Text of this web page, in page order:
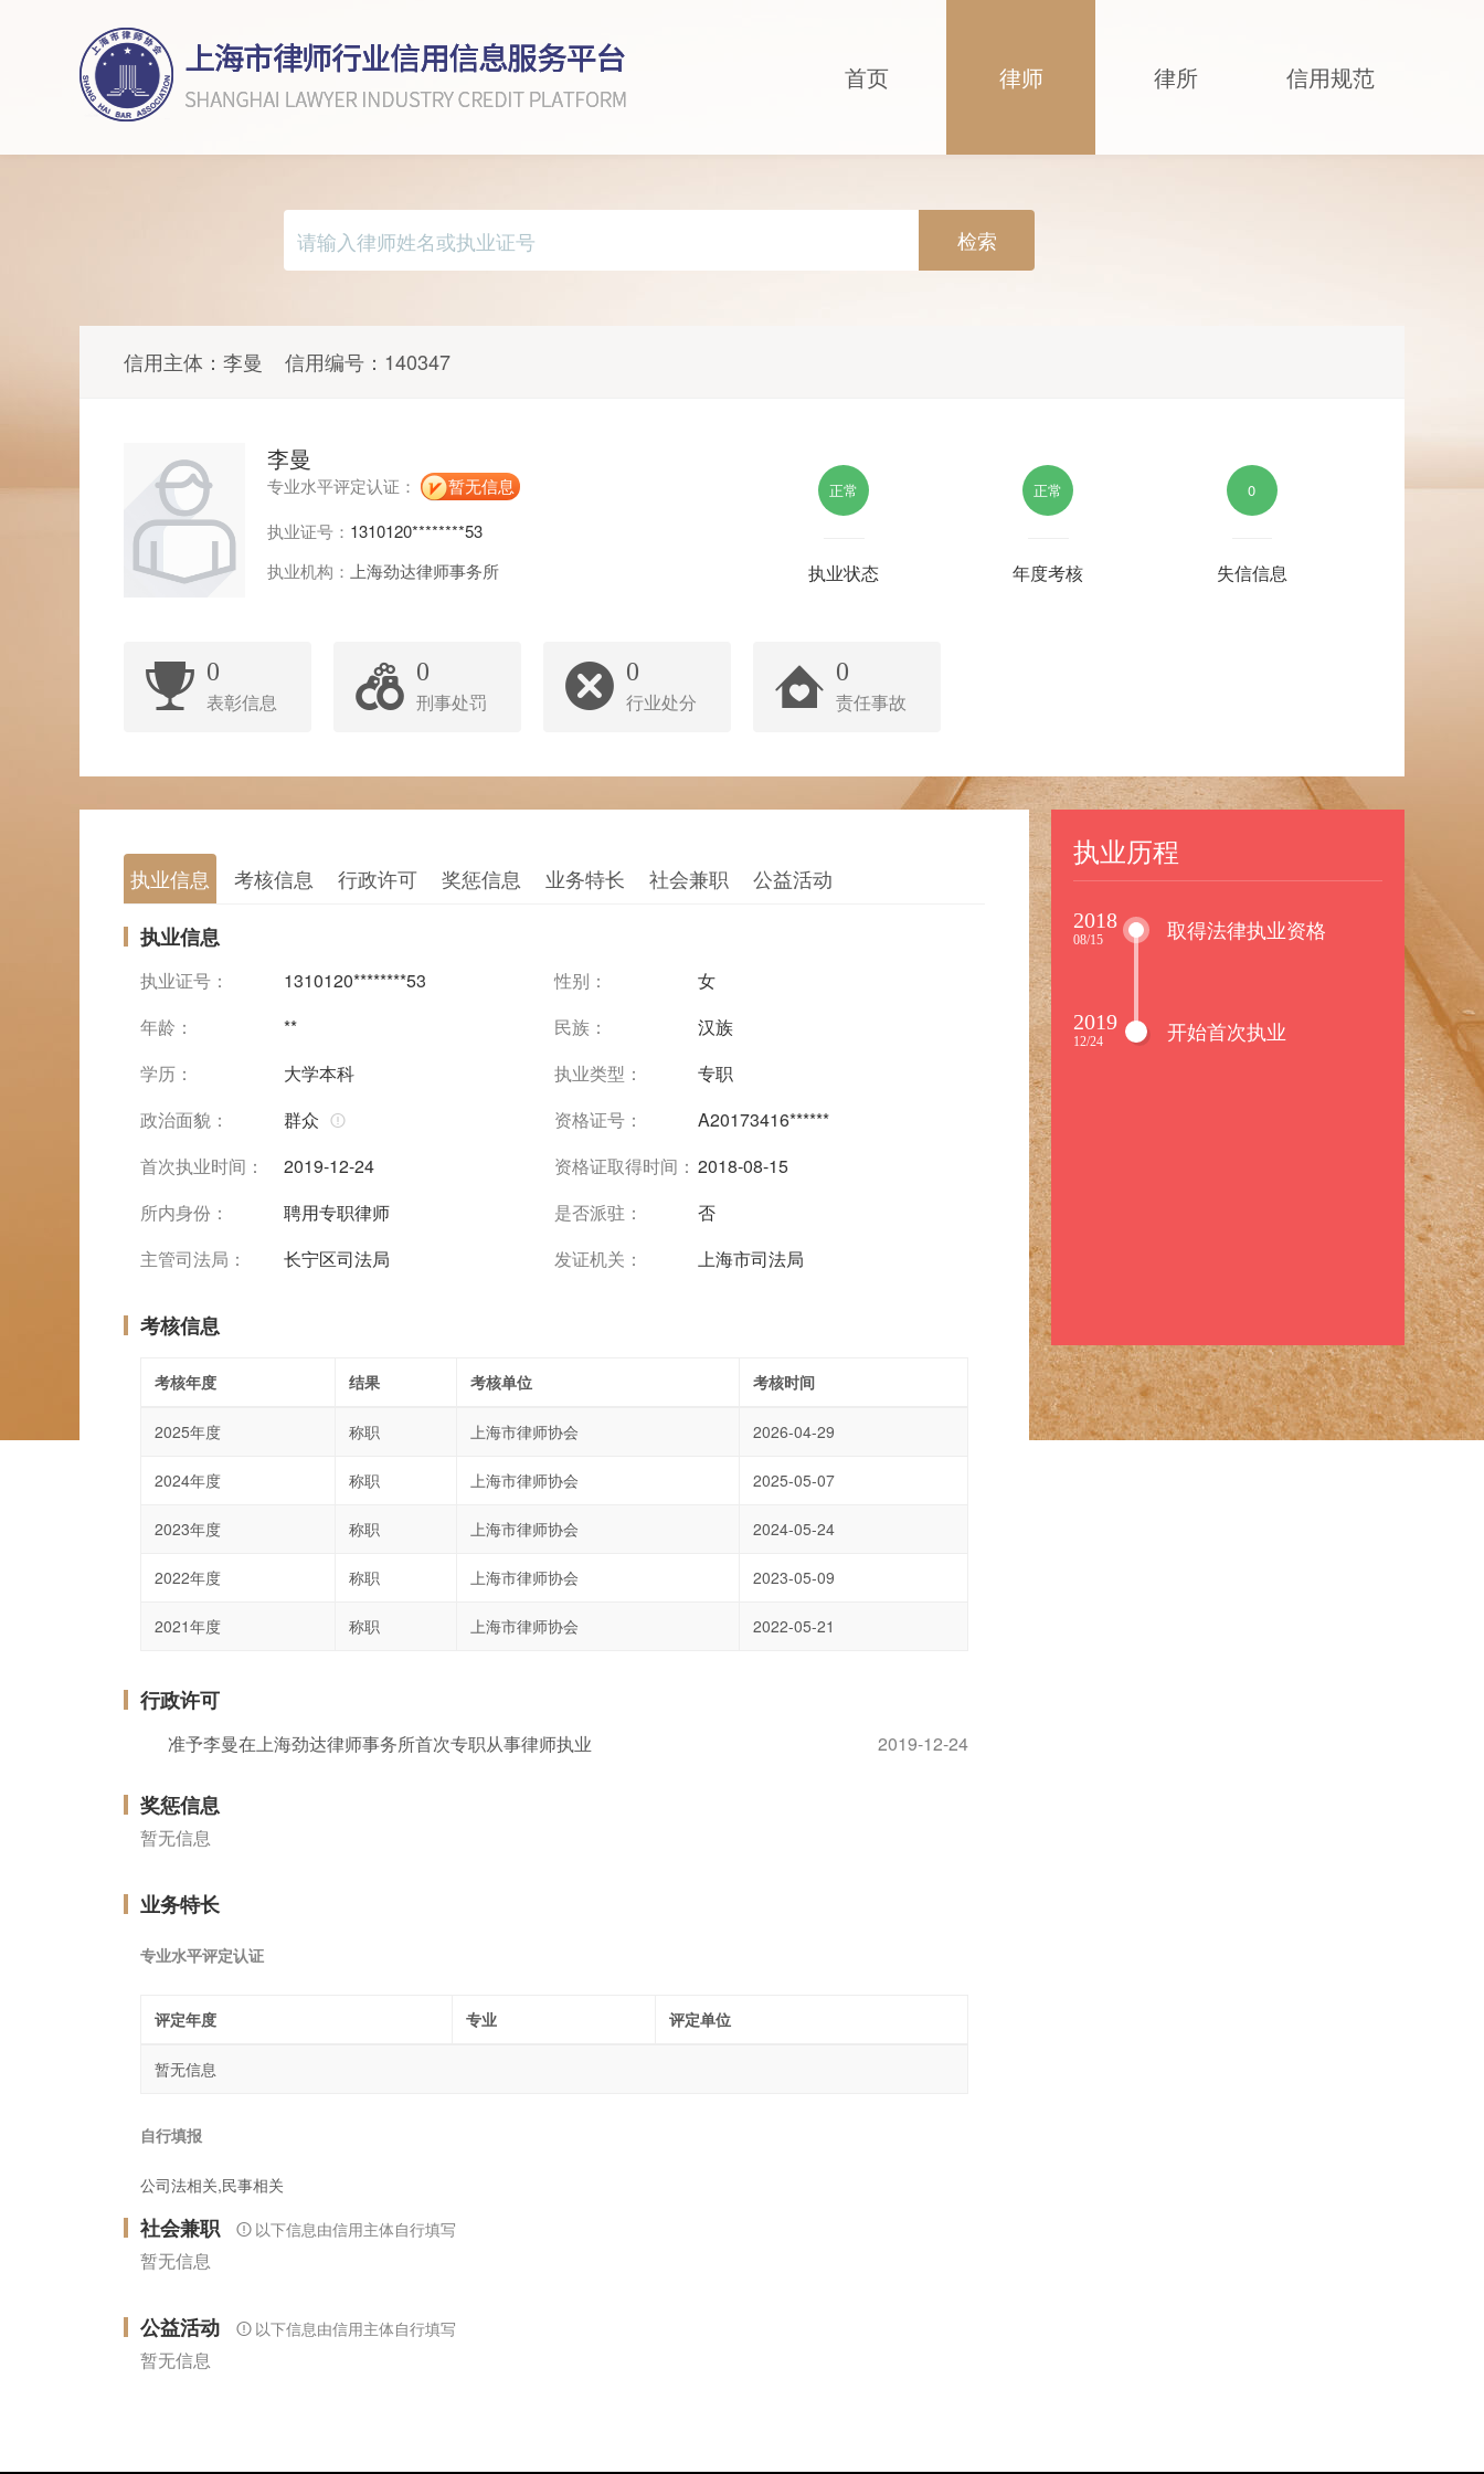
首页 律师 律所 信用规范
检索
信用主体： 李曼 信用编号： 140347
李曼
专业水平评定认证：
暂无信息
执业证号： 1310120********53
执业机构： 上海劲达律师事务所
正常
执业状态
正常
年度考核
0
失信信息
0
表彰信息
0
刑事处罚
0
行业处分
0
责任事故
执业信息 考核信息 行政许可 奖惩信息 业务特长 社会兼职 公益活动
执业信息
执业证号： 1310120********53 性别：
女
年龄：
** 民族：
汉族
学历：
大学本科 执业类型：
专职
政治面貌：
群众 资格证号：
A20173416******
首次执业时间：
2019-12-24 资格证取得时间： 2018-08-15
所内身份：
聘用专职律师 是否派驻：
否
主管司法局：
长宁区司法局 发证机关： 上海市司法局
考核信息
考核年度 结果 考核单位 考核时间
2025年度 称职 上海市律师协会 2026-04-29
2024年度 称职 上海市律师协会 2025-05-07
2023年度 称职 上海市律师协会 2024-05-24
2022年度 称职 上海市律师协会 2023-05-09
2021年度 称职 上海市律师协会 2022-05-21
行政许可
2019-12-24
准予李曼在上海劲达律师事务所首次专职从事律师执业
奖惩信息
暂无信息
业务特长
专业水平评定认证
评定年度 专业 评定单位
暂无信息
自行填报
公司法相关,民事相关
社会兼职 以下信息由信用主体自行填写
暂无信息
公益活动 以下信息由信用主体自行填写
暂无信息
执业历程
2018
08/15 取得法律执业资格
2019
12/24 开始首次执业